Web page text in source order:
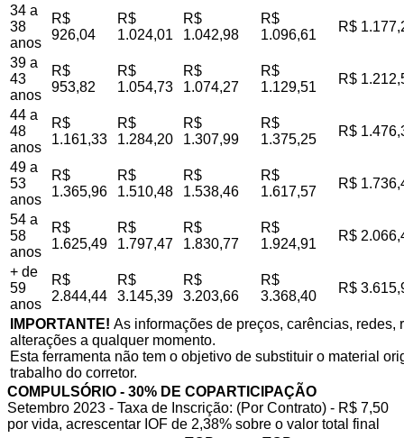
34 a
38
anos
R$
926,04
R$
1.024,01
R$
1.042,98
R$
1.096,61
R$
39 a
43
anos
R$
953,82
R$
1.054,73
R$
1.074,27
R$
1.129,51
R$
44 a
48
anos
R$
1.161,33
R$
1.284,20
R$
1.307,99
R$
1.375,25
R$
49 a
53
anos
R$
1.365,96
R$
1.510,48
R$
1.538,46
R$
1.617,57
R$
54 a
58
anos
R$
1.625,49
R$
1.797,47
R$
1.830,77
R$
1.924,91
R$
+ de
59
anos
R$
2.844,44
R$
3.145,39
R$
3.203,66
R$
3.368,40
R$
IMPORTANTE! As informações de preços, carências,
alterações a qualquer momento.
Esta ferramenta não tem o objetivo de substituir o material
trabalho do corretor.
COMPULSÓRIO - 30% DE COPARTICIPAÇÃO
Setembro 2023 - Taxa de Inscrição: (Por Contrato) - R$ 7,50
por vida, acrescentar IOF de 2,38% sobre o valor total final